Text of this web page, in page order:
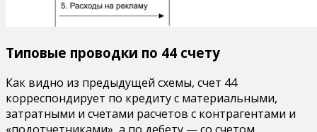
Типовые проводки по 44 счету
Как видно из предыдущей схемы, счет 44
корреспондирует по кредиту с материальными,
затратными и счетами расчетов с контрагентами и
«подотчетниками», а по дебету — со счетом